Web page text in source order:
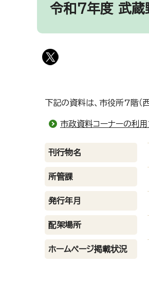
令和7年度 武蔵
下記の資料は、市役所7階（
市政資料コーナーの利
刊行物名
所管課
発行年月
配架場所
ホームページ掲載状況